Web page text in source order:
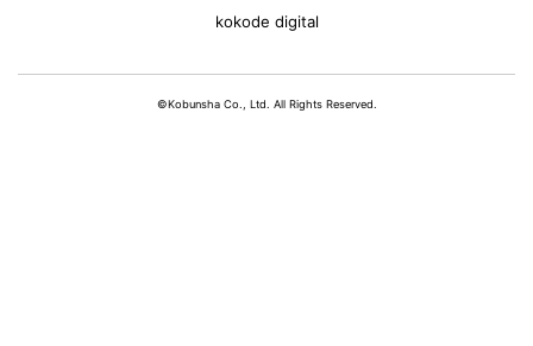
kokode digital
©Kobunsha Co., Ltd. All Rights Reserved.